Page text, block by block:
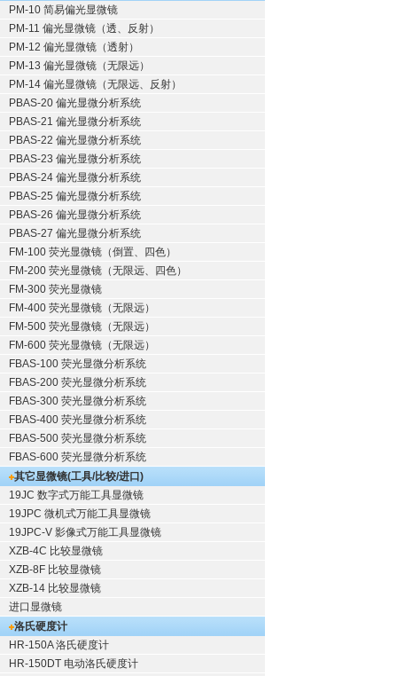
PM-10 简易偏光显微镜
PM-11 偏光显微镜（透、反射）
PM-12 偏光显微镜（透射）
PM-13 偏光显微镜（无限远）
PM-14 偏光显微镜（无限远、反射）
PBAS-20 偏光显微分析系统
PBAS-21 偏光显微分析系统
PBAS-22 偏光显微分析系统
PBAS-23 偏光显微分析系统
PBAS-24 偏光显微分析系统
PBAS-25 偏光显微分析系统
PBAS-26 偏光显微分析系统
PBAS-27 偏光显微分析系统
FM-100 荧光显微镜（倒置、四色）
FM-200 荧光显微镜（无限远、四色）
FM-300 荧光显微镜
FM-400 荧光显微镜（无限远）
FM-500 荧光显微镜（无限远）
FM-600 荧光显微镜（无限远）
FBAS-100 荧光显微分析系统
FBAS-200 荧光显微分析系统
FBAS-300 荧光显微分析系统
FBAS-400 荧光显微分析系统
FBAS-500 荧光显微分析系统
FBAS-600 荧光显微分析系统
其它显微镜(工具/比较/进口)
19JC 数字式万能工具显微镜
19JPC 微机式万能工具显微镜
19JPC-V 影像式万能工具显微镜
XZB-4C 比较显微镜
XZB-8F 比较显微镜
XZB-14 比较显微镜
进口显微镜
洛氏硬度计
HR-150A 洛氏硬度计
HR-150DT 电动洛氏硬度计